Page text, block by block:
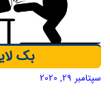
بک
سپتامبر 29, 2020